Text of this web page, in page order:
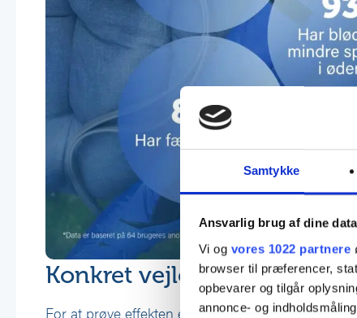
Samtykke
Ansvarlig brug af dine data
Vi og vores 1022 partnere
browser til præferencer,
opbevarer og tilgår
annonce- og
Konkret vejledning og 14
For at prøve effekten er der mulighed for gratis